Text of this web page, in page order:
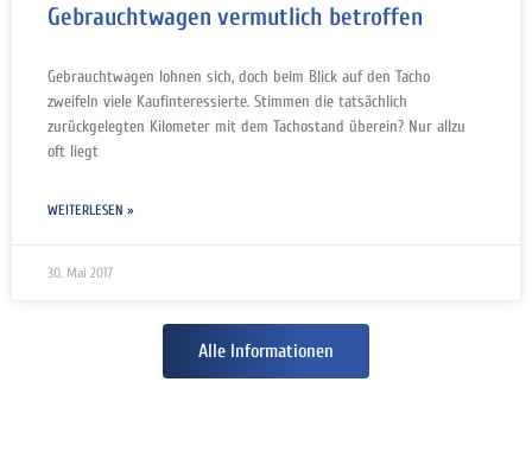
Gebrauchtwagen vermutlich betroffen
Gebrauchtwagen lohnen sich, doch beim Blick auf den Tacho
zweifeln viele Kaufinteressierte. Stimmen die tatsächlich
zurückgelegten Kilometer mit dem Tachostand überein? Nur allzu
oft liegt
WEITERLESEN »
30. Mai 2017
Alle Informationen